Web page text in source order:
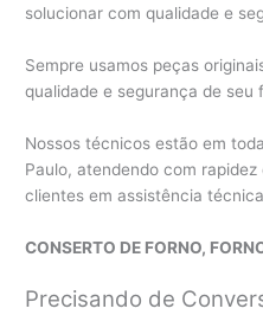
solucionar com qualidade e
Sempre usamos peças
qualidade e segurança de seu
Nossos técnicos estão em
Paulo, atendendo com
clientes em assistência
CONSERTO DE FORNO,
Precisando de